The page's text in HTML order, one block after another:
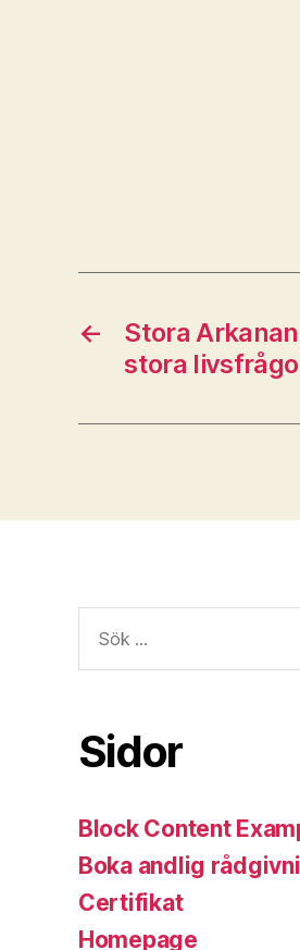
←
Stora
stora
efter:
Sidor
Block Content
Boka andlig
Certifikat
Homepage